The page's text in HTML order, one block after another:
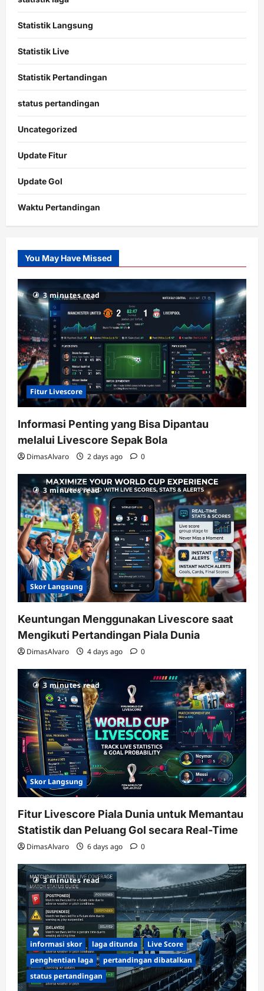
Statistik Langsung
Statistik Live
Statistik Pertandingan
status pertandingan
Uncategorized
Update Fitur
Update Gol
Waktu Pertandingan
Slot
Gacor
RTP
terupdate
You May Have Missed
3 minutes read
Fitur Livescore
Informasi Penting yang Bisa Dipantau
melalui Livescore Sepak Bola
DimasAlvaro 2 days ago 0
3 minutes read
Skor Langsung
Keuntungan Menggunakan Livescore saat
Mengikuti Pertandingan Piala Dunia
DimasAlvaro 4 days ago 0
3 minutes read
Skor Langsung
Fitur Livescore Piala Dunia untuk Memantau
Statistik dan Peluang Gol secara Real-Time
DimasAlvaro 6 days ago 0
3 minutes read
informasi skor laga ditunda
Live Score
penghentian laga
pertandingan dibatalkan
status pertandingan